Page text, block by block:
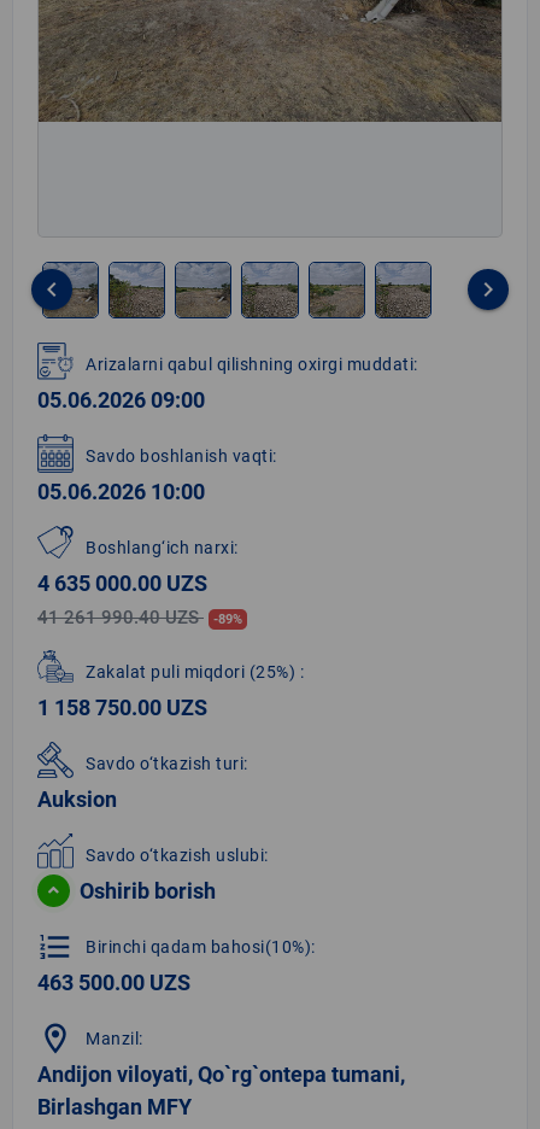
1
of
6
keyboard_arrow_left keyboard_arrow_right
Arizalarni qabul qilishning oxirgi muddati:
05.06.2026 09:00
Savdo boshlanish vaqti:
05.06.2026 10:00
Boshlang‘ich narxi:
4 635 000.00 UZS
41 261 990.40 UZS -89%
Zakalat puli miqdori (25%) :
1 158 750.00 UZS
Savdo o‘tkazish turi:
Auksion
Savdo o‘tkazish uslubi:
Oshirib borish
format_list_numbered Birinchi qadam bahosi(10%):
463 500.00 UZS
location_on Manzil:
Andijon viloyati, Qo`rg`ontepa tumani,
Birlashgan MFY